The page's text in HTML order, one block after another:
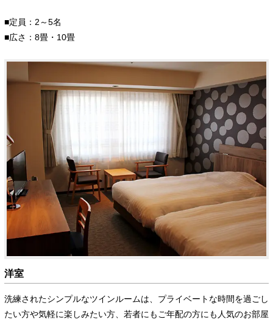
■定員：2～5名
■広さ：8畳・10畳
洋室
洗練されたシンプルなツインルームは、プライベートな時間を過ごし
たい方や気軽に楽しみたい方、若者にもご年配の方にも人気のお部屋